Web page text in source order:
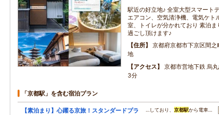
駅近の好立地♪ 全室大型スマート
エアコン、空気清浄機、電気ケト
室、トイレが分かれており 素泊
過ごし頂けます♪
住所
京都府京都市下京区間
地
アクセス
京都市営地下鉄 烏
3分
「京都駅」を含む宿泊プラン
【素泊まり】心躍る京旅！スタンダードプラ
…しており、 京都駅から電車…